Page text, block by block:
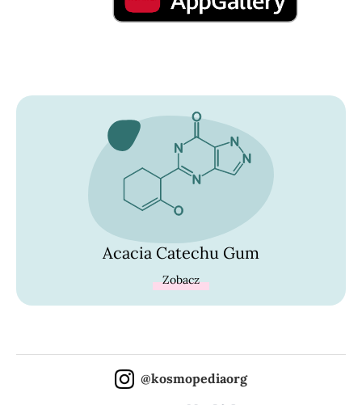
Acacia Catechu Gum
Zobacz
@kosmopediaorg